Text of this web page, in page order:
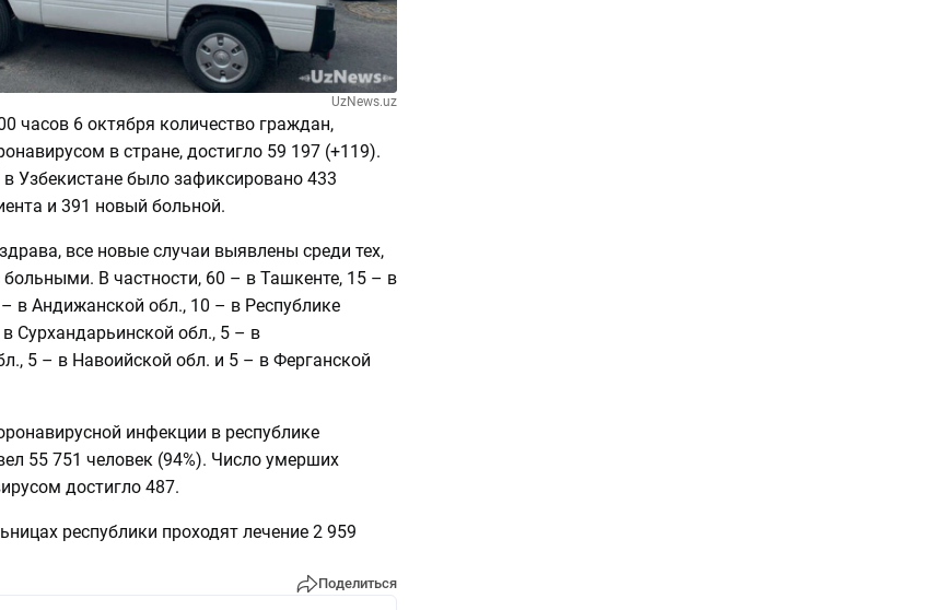
UzNews.uz
часов 6 октября количество граждан,
в стране, достигло 59 197 (+119).
Узбекистане было зафиксировано 433
и 391 новый больной.
все новые случаи выявлены среди тех,
больными. В частности, 60 – в Ташкенте, 15 – в
в Андижанской обл., 10 – в Республике
Сурхандарьинской обл., 5 – в
5 – в Навоийской обл. и 5 – в Ферганской
инфекции в республике
55 751 человек (94%). Число умерших
достигло 487.
республики проходят лечение 2 959
Поделиться